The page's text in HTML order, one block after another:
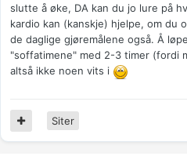
slutte å øke, DA kan du jo lure på
kardio kan (kanskje) hjelpe, om du
de daglige gjøremålene også. Å
"soffatimene" med 2-3 timer (fordi
altså ikke noen vits i
Siter